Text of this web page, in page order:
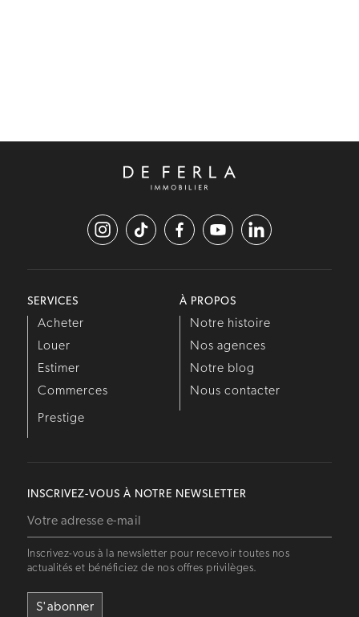
SERVICES
Acheter
Louer
Estimer
Commerces
Prestige
À PROPOS
Notre histoire
Nos agences
Notre blog
Nous contacter
INSCRIVEZ-VOUS À NOTRE NEWSLETTER
Inscrivez-vous à la newsletter pour recevoir toutes nos
actualités et bénéficiez de nos offres privilèges.